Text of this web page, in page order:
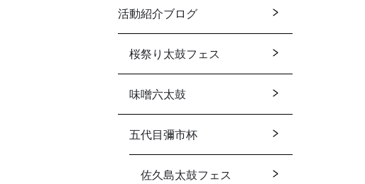
活動紹介ブログ
桜祭り太鼓フェス
味噌六太鼓
五代目彌市杯
佐久島太鼓フェス